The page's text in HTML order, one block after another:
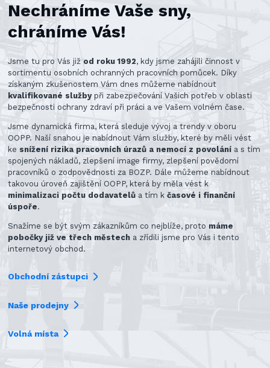
Nechráníme Vaše sny,
chráníme Vás!
Jsme tu pro Vás již od roku 1992, kdy jsme zahájili činnost v
sortimentu osobních ochranných pracovních pomůcek. Díky
získaným zkušenostem Vám dnes můžeme nabídnout
kvalifikované službypři zabezpečování Vašich potřeb v oblasti
bezpečnosti ochrany zdraví při práci a ve Vašem volném čase.
Jsme dynamická firma, která sleduje vývoj a trendy v oboru
OOPP. Naší snahou je nabídnout Vám služby, které by měli vést
ke snížení rizika pracovních úrazů a nemocí z povolání a s tím
spojených nákladů, zlepšení image firmy, zlepšení povědomí
pracovníků o zodpovědnosti za BOZP. Dále můžeme nabídnout
takovou úroveň zajištění OOPP, která by měla vést k
minimalizaci počtu dodavatelů a tím kčasové i finanční
úspoře.
Snažíme se být svým zákazníkům co nejblíže, proto máme
pobočky již ve třech městech a zřídili jsme pro Vás i tento
internetový obchod.
Obchodní zástupci
Naše prodejny
Volná místa